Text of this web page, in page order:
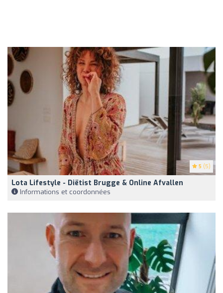
5 (5)
Lota Lifestyle - Diëtist Brugge & Online Afvallen
Informations et coordonnées